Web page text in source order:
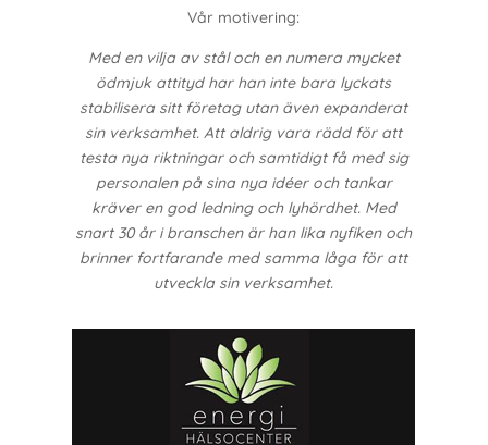
Vår motivering:
Med en vilja av stål och en numera mycket
ödmjuk attityd har han inte bara lyckats
stabilisera sitt företag utan även expanderat
sin verksamhet. Att aldrig vara rädd för att
testa nya riktningar och samtidigt få med sig
personalen på sina nya idéer och tankar
kräver en god ledning och lyhördhet. Med
snart 30 år i branschen är han lika nyfiken och
brinner fortfarande med samma låga för att
utveckla sin verksamhet.